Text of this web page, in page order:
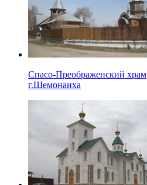
Спасо-Преображенский храм
г.Шемонаиха